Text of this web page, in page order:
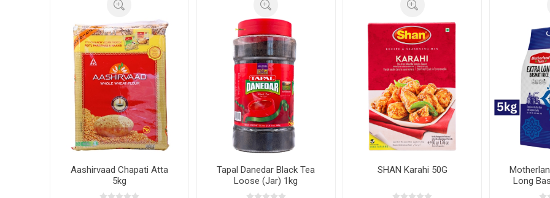
Aashirvaad Chapati Atta
5kg
Tapal Danedar Black Tea
Loose (Jar) 1kg
SHAN Karahi 50G
Long